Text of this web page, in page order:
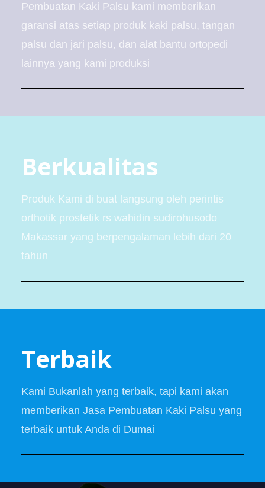
Pembuatan Kaki Palsu kami memberikan
garansi atas setiap produk kaki palsu, tangan
palsu dan jari palsu, dan alat bantu ortopedi
lainnya yang kami produksi
Berkualitas
Produk Kami di buat langsung oleh perintis
orthotik prostetik rs wahidin sudirohusodo
Makassar yang berpengalaman lebih dari 20
tahun
Terbaik
Kami Bukanlah yang terbaik, tapi kami akan
memberikan Jasa Pembuatan Kaki Palsu yang
terbaik untuk Anda di Dumai